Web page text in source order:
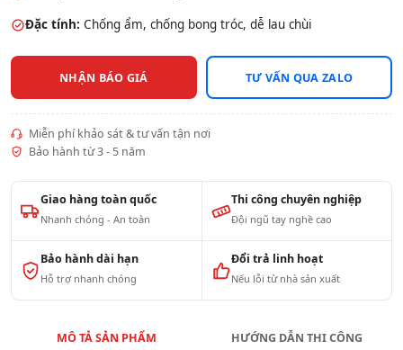
Đặc tính: Chống ẩm, chống bong tróc, dễ lau chùi
NHẬN BÁO GIÁ TƯ VẤN QUA ZALO
Miễn phí khảo sát & tư vấn tận nơi
Bảo hành từ 3 - 5 năm
Giao hàng toàn quốc
Nhanh chóng - An toàn
Thi công chuyên nghiệp
Đội ngũ tay nghề cao
Bảo hành dài hạn
Hỗ trợ nhanh chóng
Đổi trả linh hoạt
Nếu lỗi từ nhà sản xuất
MÔ TẢ SẢN PHẨM HƯỚNG DẪN THI CÔNG